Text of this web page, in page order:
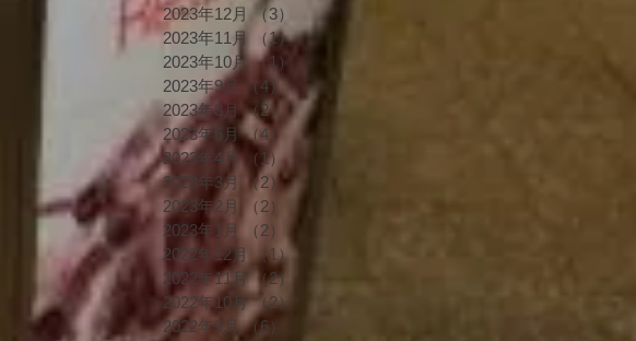
2023年12月 （3）
3件の記事
2023年11月
（1）1件の記事
2023年10月 （1）
1件の記事
2023年9月
（4）4件の記事
2023年8月 （2）
2件の記事
2023年6月 （4）
4件の記事
2023年4月
（1）1件の記事
2023年3月
（2）2件の記事
2023年2月
（2）
2023年1月
（2）
2022年12月
（1）
2022年11月 （2）
2022年10月 （2）
2022年9月 （6）